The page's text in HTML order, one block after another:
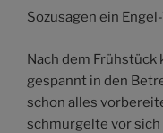
Sozusagen ein
Nach dem
gespannt in den
schon alles
schmurgelte vor sich